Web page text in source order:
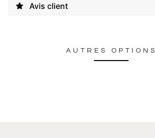
Avis client
AUTRES OPTIONS